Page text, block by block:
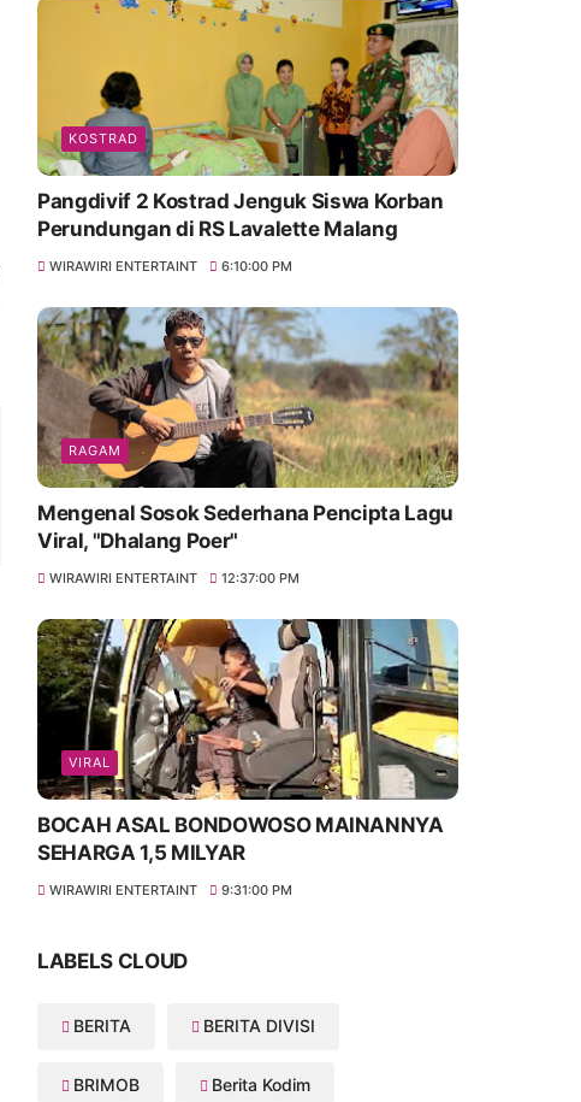
KOSTRAD
Pangdivif 2 Kostrad Jenguk Siswa Korban
Perundungan di RS Lavalette Malang
WIRAWIRI ENTERTAINT 6:10:00 PM
RAGAM
Mengenal Sosok Sederhana Pencipta Lagu
Viral, "Dhalang Poer"
WIRAWIRI ENTERTAINT 12:37:00 PM
VIRAL
BOCAH ASAL BONDOWOSO MAINANNYA
SEHARGA 1,5 MILYAR
WIRAWIRI ENTERTAINT 9:31:00 PM
LABELS CLOUD
BERITA BERITA DIVISI
BRIMOB Berita Kodim